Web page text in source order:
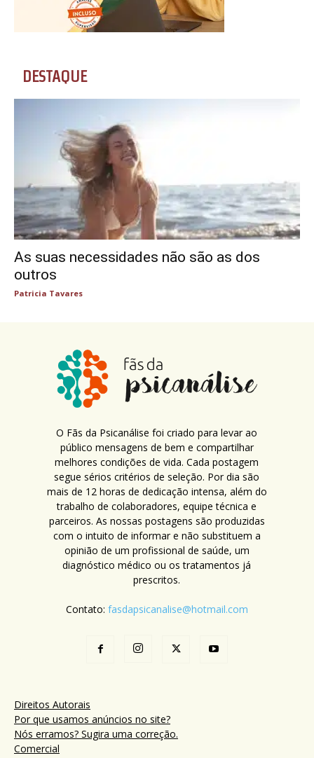
DESTAQUE
As suas necessidades não são as dos
outros
Patricia Tavares
O Fãs da Psicanálise foi criado para levar ao
público mensagens de bem e compartilhar
melhores condições de vida. Cada postagem
segue sérios critérios de seleção. Por dia são
mais de 12 horas de dedicação intensa, além do
trabalho de colaboradores, equipe técnica e
parceiros. As nossas postagens são produzidas
com o intuito de informar e não substituem a
opinião de um profissional de saúde, um
diagnóstico médico ou os tratamentos já
prescritos.
Contato: fasdapsicanalise@hotmail.com
Direitos Autorais
Por que usamos anúncios no site?
Nós erramos? Sugira uma correção.
Comercial